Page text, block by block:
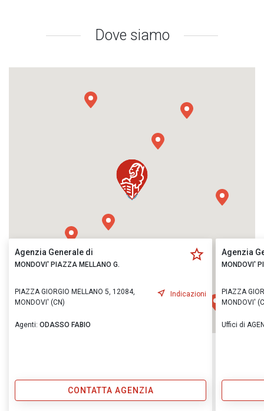
Dove siamo
Agenzia Generale di
MONDOVI' PIAZZA MELLANO G.
PIAZZA GIORGIO MELLANO 5, 12084,
MONDOVI' (CN)
Indicazioni
Agenti: ODASSO FABIO
CONTATTA AGENZIA
Agenzia
MONDOVI'
PIAZZA
MONDOVI'
Uffici di